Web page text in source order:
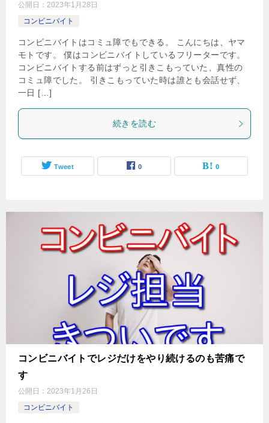
公開日： 2023年1月28日
コンビニバイト
コンビニバイトはコミュ障でもできる。 こんにちは、ヤマ
モトです。 僕はコンビニバイトしているフリーターです。
コンビニバイトする前はずっと引きこもっていた、真性の
コミュ障でした。 引きこもっていた時は誰とも会話せず、
一日 […]
続きを読む
Tweet 0 0
コンビニバイトでレジだけをやり続けるのも苦痛で
す
公開日： 2023年1月26日
コンビニバイト